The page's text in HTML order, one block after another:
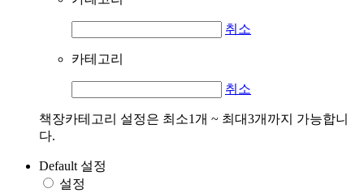
취소
카테고리
취소
책장카테고리 설정은 최소1개 ~ 최대3개까지 가능합니
다.
Default 설정
설정